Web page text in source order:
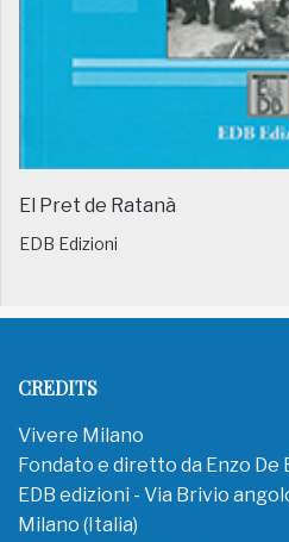
El Pret de Ratanà
EDB Edizioni
CREDITS
Vivere Milano
Fondato e diretto da Enzo De
EDB edizioni - Via Brivio
Milano (Italia)